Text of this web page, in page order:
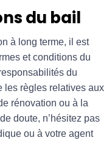
du bail
à long terme, il est
et conditions du
du
les règles relatives aux
rénovation ou à la
doute, n’hésitez pas
ou à votre agent